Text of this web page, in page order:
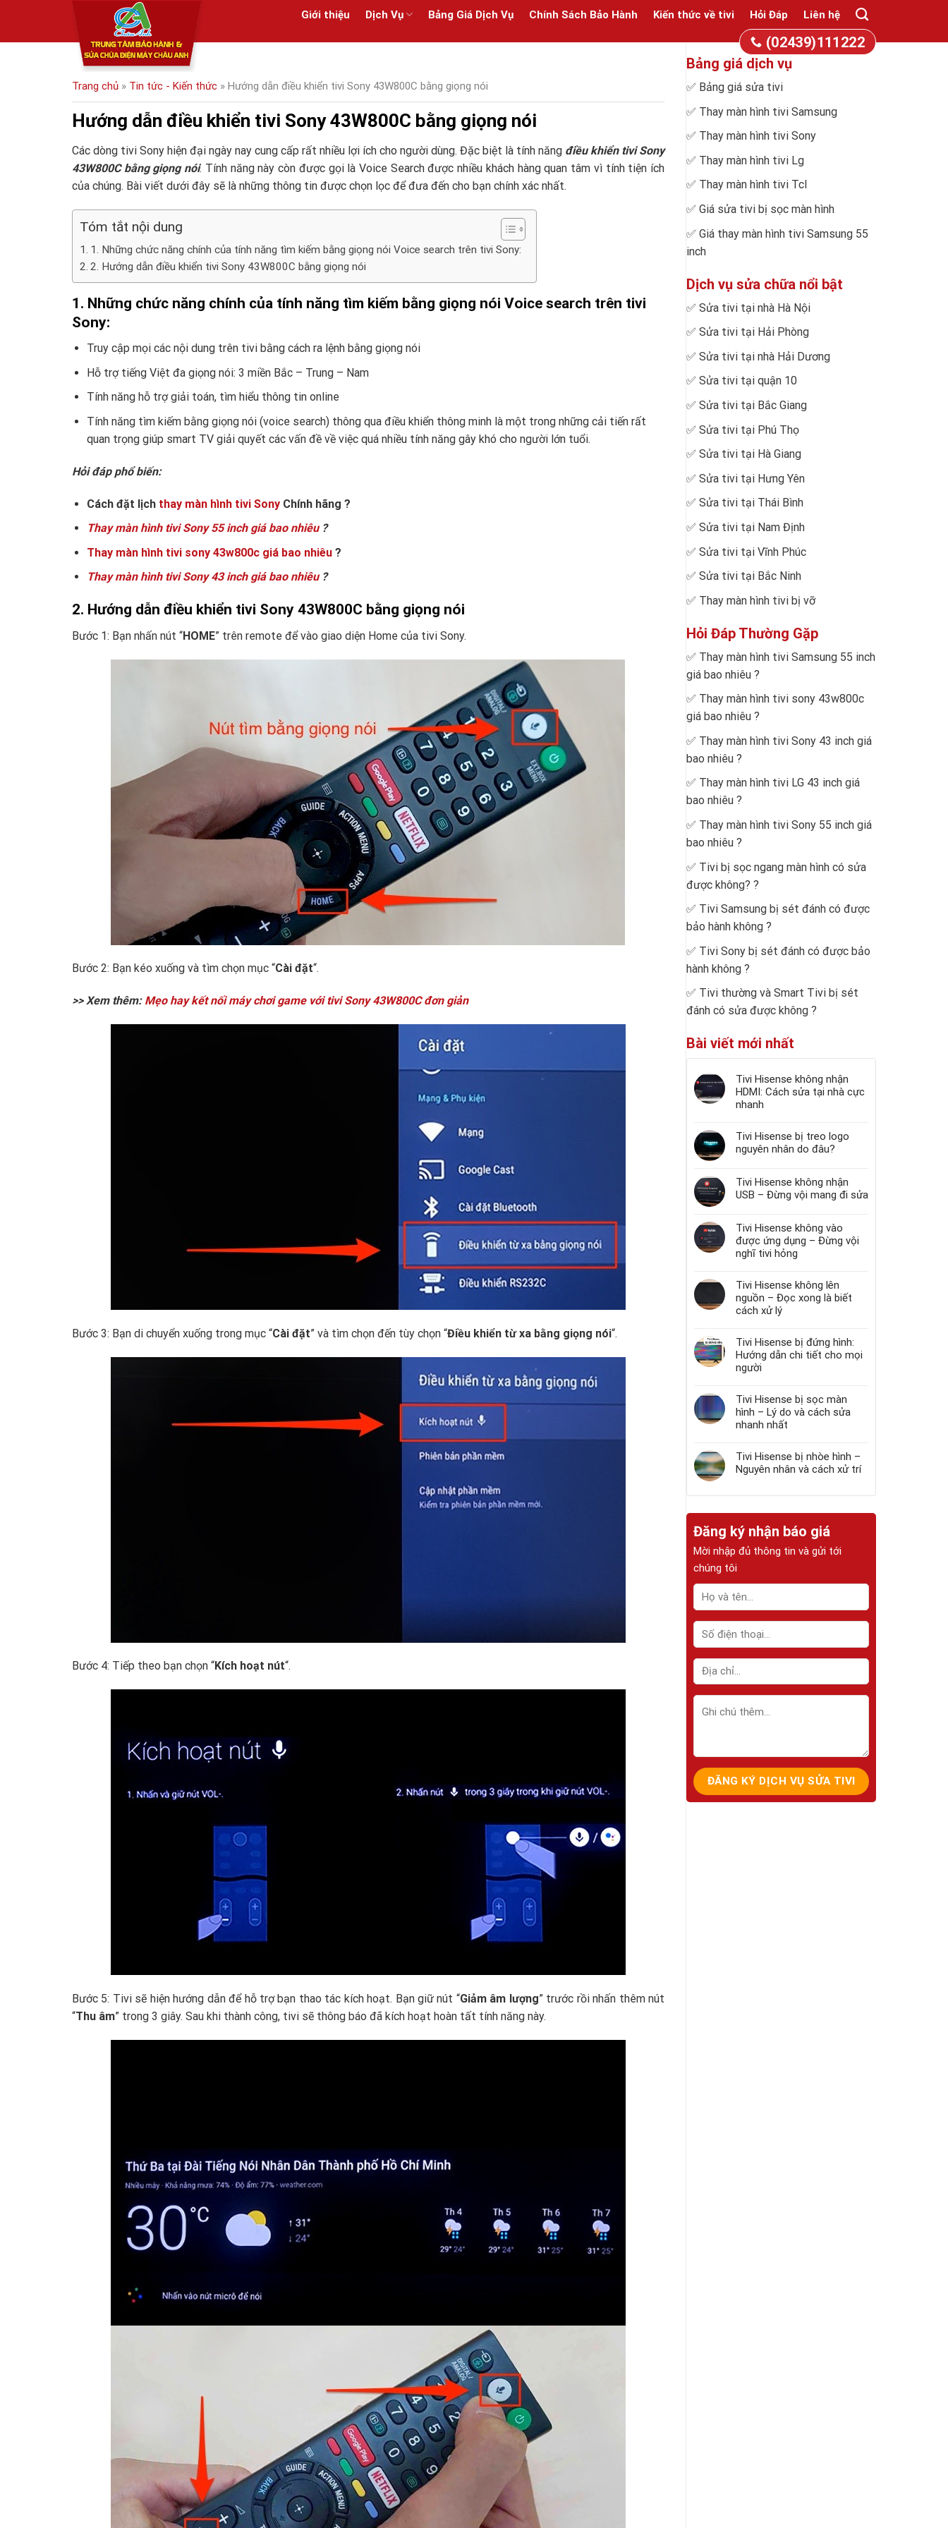
content
Giới thiệu Dịch Vụ Bảng Giá Dịch Vụ Chính Sách Bảo Hành Kiến thức về tivi Hỏi Đáp Liên hệ
(02439)111222
Trang chủ » Tin tức - Kiến thức » Hướng dẫn điều khiển tivi Sony 43W800C bằng giọng nói
Hướng dẫn điều khiển tivi Sony 43W800C bằng giọng nói
Các dòng tivi Sony hiện đại ngày nay cung cấp rất nhiều lợi ích cho người dùng. Đặc biệt là tính năng điều khiển tivi Sony
43W800C bằng giọng nói. Tính năng này còn được gọi là Voice Search được nhiều khách hàng quan tâm vì tính tiện ích
của chúng. Bài viết dưới đây sẽ là những thông tin được chọn lọc để đưa đến cho bạn chính xác nhất.
Tóm tắt nội dung
1. Những chức năng chính của tính năng tìm kiếm bằng giọng nói Voice search trên tivi Sony:
2. Hướng dẫn điều khiển tivi Sony 43W800C bằng giọng nói
1. Những chức năng chính của tính năng tìm kiếm bằng giọng nói Voice search trên tivi
Sony:
Truy cập mọi các nội dung trên tivi bằng cách ra lệnh bằng giọng nói
Hỗ trợ tiếng Việt đa giọng nói: 3 miền Bắc – Trung – Nam
Tính năng hỗ trợ giải toán, tìm hiểu thông tin online
Tính năng tìm kiếm bằng giọng nói (voice search) thông qua điều khiển thông minh là một trong những cải tiến rất
quan trọng giúp smart TV giải quyết các vấn đề về việc quá nhiều tính năng gây khó cho người lớn tuổi.
Hỏi đáp phổ biến:
Cách đặt lịch thay màn hình tivi SonyChính hãng ?
Thay màn hình tivi Sony 55 inch giá bao nhiêu?
Thay màn hình tivi sony 43w800c giá bao nhiêu?
Thay màn hình tivi Sony 43 inch giá bao nhiêu?
2. Hướng dẫn điều khiển tivi Sony 43W800C bằng giọng nói
Bước 1: Bạn nhấn nút “HOME” trên remote để vào giao diện Home của tivi Sony.
Bước 2: Bạn kéo xuống và tìm chọn mục “Cài đặt“.
>> Xem thêm: Mẹo hay kết nối máy chơi game với tivi Sony 43W800C đơn giản
Bước 3: Bạn di chuyển xuống trong mục “Cài đặt” và tìm chọn đến tùy chọn “Điều khiển từ xa bằng giọng nói“.
Bước 4: Tiếp theo bạn chọn “Kích hoạt nút“.
Bước 5: Tivi sẽ hiện hướng dẫn để hỗ trợ bạn thao tác kích hoạt. Bạn giữ nút “Giảm âm lượng” trước rồi nhấn thêm nút
“Thu âm” trong 3 giây. Sau khi thành công, tivi sẽ thông báo đã kích hoạt hoàn tất tính năng này.
Bảng giá dịch vụ
✅ Bảng giá sửa tivi
✅ Thay màn hình tivi Samsung
✅ Thay màn hình tivi Sony
✅ Thay màn hình tivi Lg
✅ Thay màn hình tivi Tcl
✅ Giá sửa tivi bị sọc màn hình
✅ Giá thay màn hình tivi Samsung 55
inch
Dịch vụ sửa chữa nổi bật
✅ Sửa tivi tại nhà Hà Nội
✅ Sửa tivi tại Hải Phòng
✅ Sửa tivi tại nhà Hải Dương
✅ Sửa tivi tại quận 10
✅ Sửa tivi tại Bắc Giang
✅ Sửa tivi tại Phú Thọ
✅ Sửa tivi tại Hà Giang
✅ Sửa tivi tại Hưng Yên
✅ Sửa tivi tại Thái Bình
✅ Sửa tivi tại Nam Định
✅ Sửa tivi tại Vĩnh Phúc
✅ Sửa tivi tại Bắc Ninh
✅ Thay màn hình tivi bị vỡ
Hỏi Đáp Thường Gặp
✅ Thay màn hình tivi Samsung 55 inch
giá bao nhiêu ?
✅ Thay màn hình tivi sony 43w800c
giá bao nhiêu ?
✅ Thay màn hình tivi Sony 43 inch giá
bao nhiêu ?
✅ Thay màn hình tivi LG 43 inch giá
bao nhiêu ?
✅ Thay màn hình tivi Sony 55 inch giá
bao nhiêu ?
✅ Tivi bị sọc ngang màn hình có sửa
được không? ?
✅ Tivi Samsung bị sét đánh có được
bảo hành không ?
✅ Tivi Sony bị sét đánh có được bảo
hành không ?
✅ Tivi thường và Smart Tivi bị sét
đánh có sửa được không ?
Bài viết mới nhất
Tivi Hisense không nhận
HDMI: Cách sửa tại nhà cực
nhanh
Tivi Hisense bị treo logo
nguyên nhân do đâu?
Tivi Hisense không nhận
USB – Đừng vội mang đi sửa
Tivi Hisense không vào
được ứng dụng – Đừng vội
nghĩ tivi hỏng
Tivi Hisense không lên
nguồn – Đọc xong là biết
cách xử lý
Tivi Hisense bị đứng hình:
Hướng dẫn chi tiết cho mọi
người
Tivi Hisense bị sọc màn
hình – Lý do và cách sửa
nhanh nhất
Tivi Hisense bị nhòe hình –
Nguyên nhân và cách xử trí
Đăng ký nhận báo giá
Mời nhập đủ thông tin và gửi tới
chúng tôi